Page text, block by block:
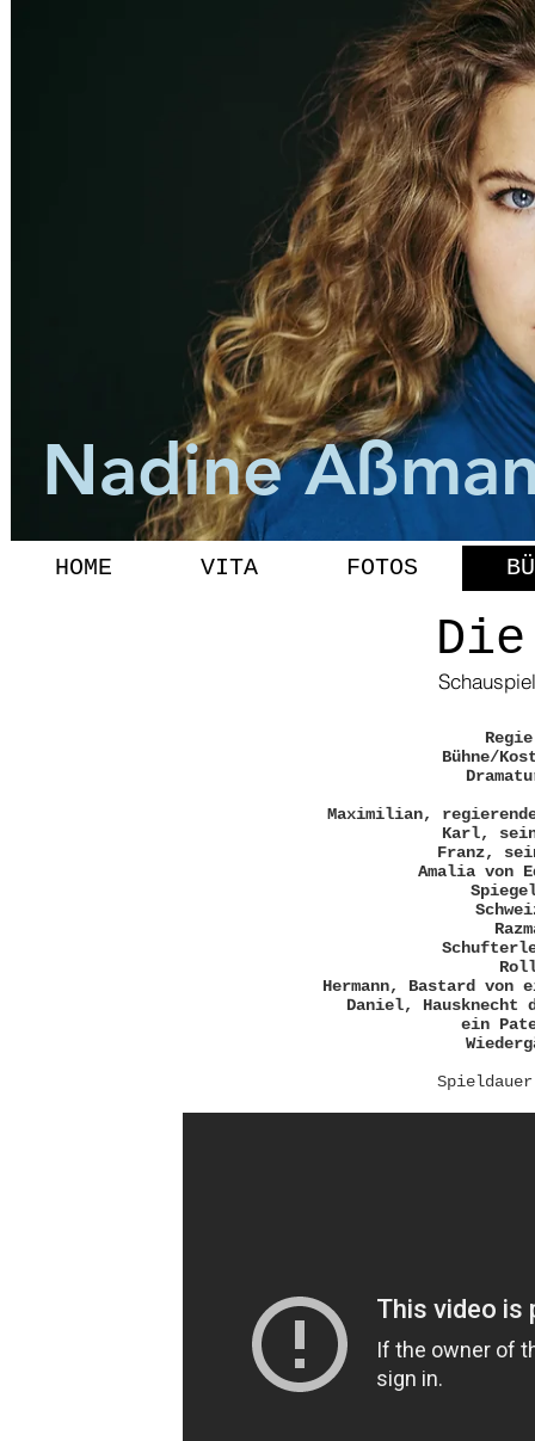
Nadine
HOME VITA FOTOS
Regie
Bühne/
Maximilian,
Karl, sein
Franz,
Amalia von
Hermann, Bastard von
Daniel, Hausknecht
ein